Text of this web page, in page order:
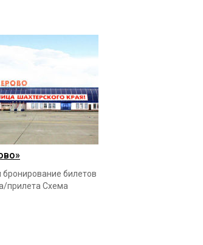
бронирование билетов
прилета Схема